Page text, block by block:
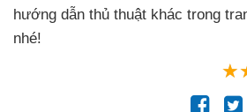
hướng dẫn thủ thuật khác trong
nhé!